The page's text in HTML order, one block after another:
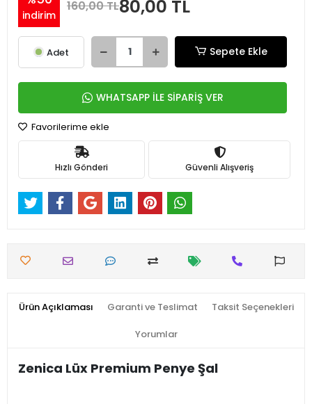
indirim
160,00 TL80,00 TL
Adet Sepete Ekle
WHATSAPP İLE SİPARİŞ VER
Favorilerime ekle
Hızlı Gönderi Güvenli Alışveriş
Ürün Açıklaması Garanti ve Teslimat Taksit Seçenekleri
Yorumlar
Zenica Lüx Premium Penye Şal